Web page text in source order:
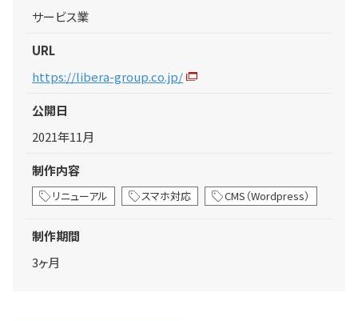
サービス業
URL
https://libera-group.co.jp/
公開日
2021年11月
制作内容
リニューアル スマホ対応 CMS（Wordpress）
制作期間
3ヶ月